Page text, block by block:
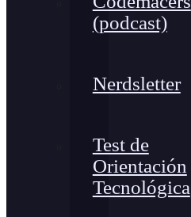
(podcast)
Nerdsletter
Test de
Orientación
Tecnológica